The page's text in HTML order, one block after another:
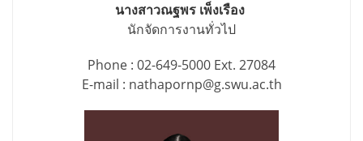
นางสาวณฐพร เพ็งเรือง
นักจัดการงานทั่วไป
Phone : 02-649-5000 Ext. 27084
E-mail : nathapornp@g.swu.ac.th